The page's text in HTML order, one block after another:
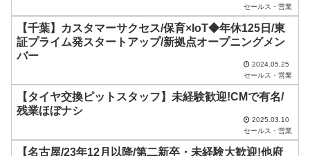
ま
し
だ
セールス・営業
【千葉】カスタマーサクセス/保育×IoT◆年休125日/東
証プライム発スタートアップ/新拠点オープニングメン
バー
2024.05.25
セールス・営業
【タイヤ交換ピットスタッフ】未経験歓迎!CMで有名/
残業ほぼナシ
2025.03.10
セールス・営業
【名古屋/23年12月以降/第二新卒・未経験大歓迎!他府